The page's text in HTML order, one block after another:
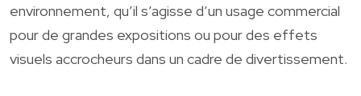
environnement, qu’il s’agisse d’un usage commercial
pour de grandes expositions ou pour des effets
visuels accrocheurs dans un cadre de divertissement.